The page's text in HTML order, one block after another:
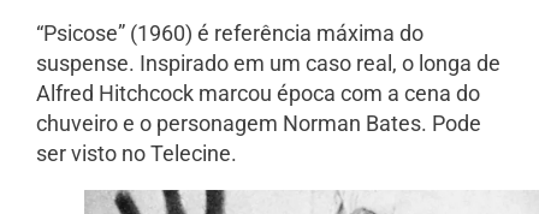
“Psicose” (1960) é referência máxima do
suspense. Inspirado em um caso real, o longa de
Alfred Hitchcock marcou época com a cena do
chuveiro e o personagem Norman Bates. Pode
ser visto no Telecine.